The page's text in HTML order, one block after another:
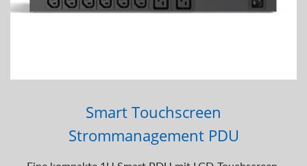
Smart Touchscreen
Strommanagement PDU